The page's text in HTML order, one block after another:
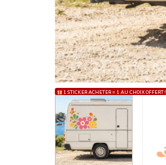
1 STICKER ACHETER = 1 AU CHOIX OFFERT !